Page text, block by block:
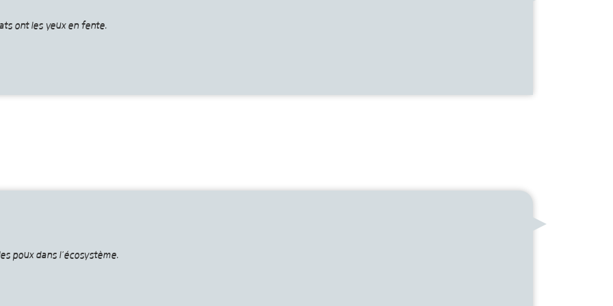
ont les yeux en fente.
poux dans l’écosystème.